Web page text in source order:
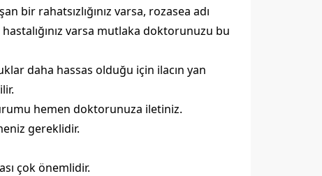
bir rahatsızlığınız varsa, rozasea adı
varsa mutlaka doktorunuzu bu
daha hassas olduğu için ilacın yan
hemen doktorunuza iletiniz.
gereklidir.
çok önemlidir.